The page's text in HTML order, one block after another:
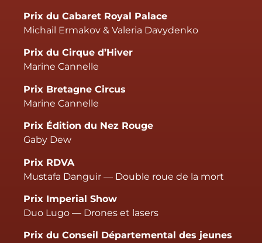
Prix du Cabaret Royal Palace
Michail Ermakov & Valeria Davydenko
Prix du Cirque d’Hiver
Marine Cannelle
Prix Bretagne Circus
Marine Cannelle
Prix Édition du Nez Rouge
Gaby Dew
Prix RDVA
Mustafa Danguir — Double roue de la mort
Prix Imperial Show
Duo Lugo — Drones et lasers
Prix du Conseil Départemental des jeunes